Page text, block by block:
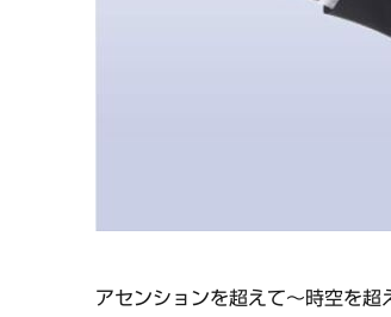
アセンションを超えて～時空を超